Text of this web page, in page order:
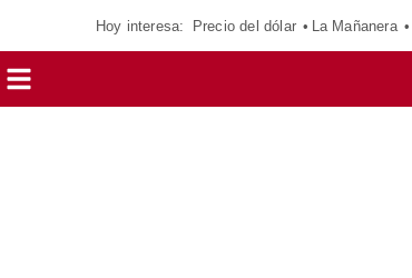
Hoy interesa: Precio del dólar La Mañanera